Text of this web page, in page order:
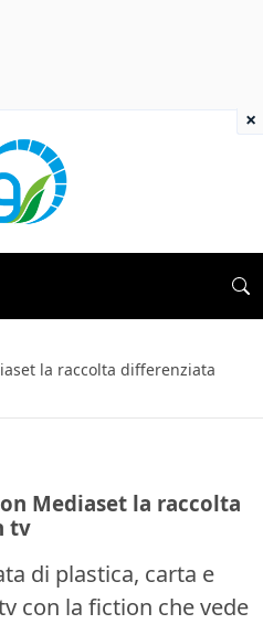
la raccolta differenziata
Mediaset la raccolta
tv
di plastica, carta e
con la fiction che vede
×